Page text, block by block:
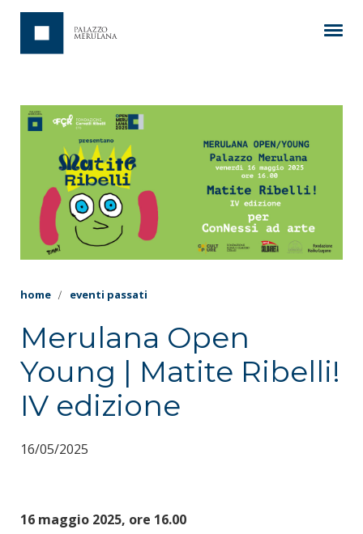
home eventi passati
Merulana Open
Young | Matite Ribelli!
IV edizione
16/05/2025
16 maggio 2025, ore 16.00